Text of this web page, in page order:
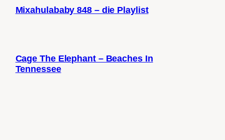
Mixahulababy 848 – die Playlist
Cage The Elephant – Beaches In
Tennessee